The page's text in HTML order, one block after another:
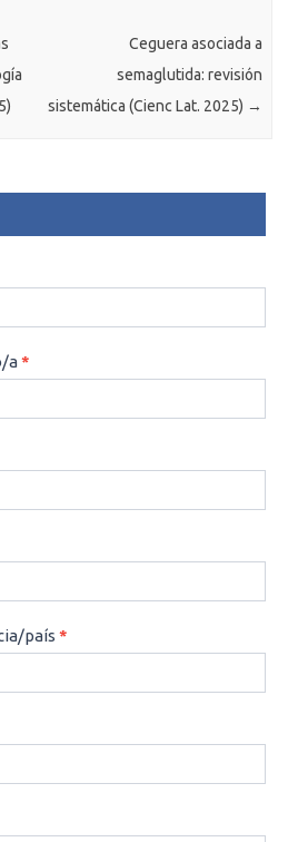
Ceguera asociada a
semaglutida: revisión
sistemática (Cienc Lat. 2025) →
a*
país *